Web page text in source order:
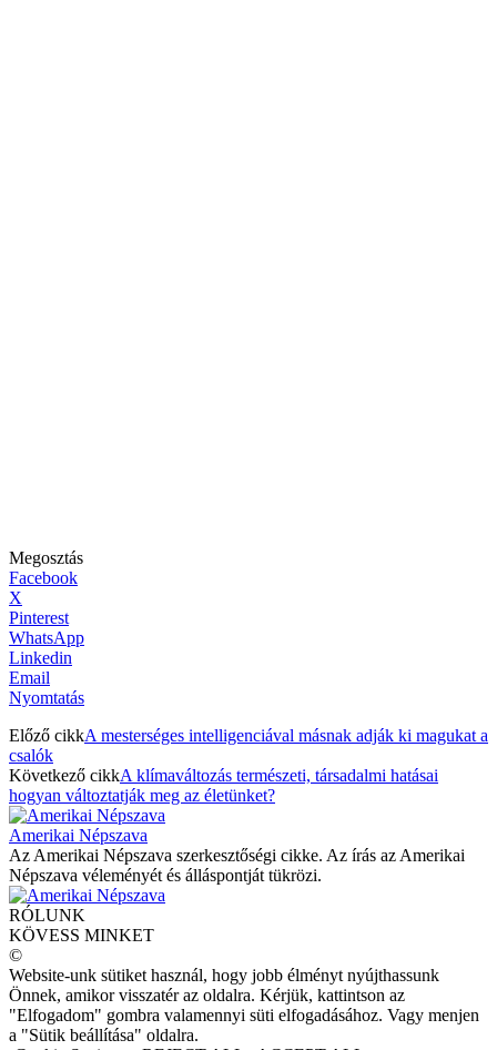
Megosztás
Facebook
X
Pinterest
WhatsApp
Linkedin
Email
Nyomtatás
Előző cikkA mesterséges intelligenciával másnak adják ki magukat a
csalók
Következő cikkA klímaváltozás természeti, társadalmi hatásai
hogyan változtatják meg az életünket?
Amerikai Népszava
Az Amerikai Népszava szerkesztőségi cikke. Az írás az Amerikai
Népszava véleményét és álláspontját tükrözi.
RÓLUNK
KÖVESS MINKET
©
Website-unk sütiket használ, hogy jobb élményt nyújthassunk
Önnek, amikor visszatér az oldalra. Kérjük, kattintson az
"Elfogadom" gombra valamennyi süti elfogadásához. Vagy menjen
a "Sütik beállítása" oldalra.